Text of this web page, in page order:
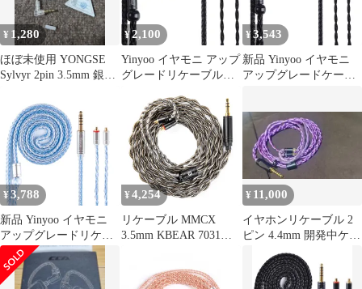
ドフォン 交換用
SE315/SE425/SE535/SE
846/SE215
（ブラウンと青・
2pin3.5mm）
ル ZSTX/castor（グレ
一・QDC4.4mmプラ
グ）
¥ 1,280
ほぼ未使用 YONGSE
Sylvyr 2pin 3.5mm 銀メ
¥2,100
Yinyoo イヤモニ アップ
グレードリケーブル
¥3,543
新品 Yinyoo イヤモニ
アップグレードケーブ
16芯ヘッドフォン 交換
用ケーブル 5極 バラン
ス イヤホン リケーブル
hi-fiオーディオ イヤフ
ォン ケーブル z1r/
XBA-Z5/XBA-A3/
¥3,788
新品 Yinyoo イヤモニ
アップグレードリケー
ブル mmcx 4.4mm
YYX4849 銀メッキ線
16芯ヘッドフォン 交換
¥ 4,254
リケーブル MMCX
3.5mm KBEAR 7031
撚り線 イヤホン交換用
¥ 11,000
イヤホンリケーブル 2
ピン 4.4mm 開発中ケー
ブルCP当選品